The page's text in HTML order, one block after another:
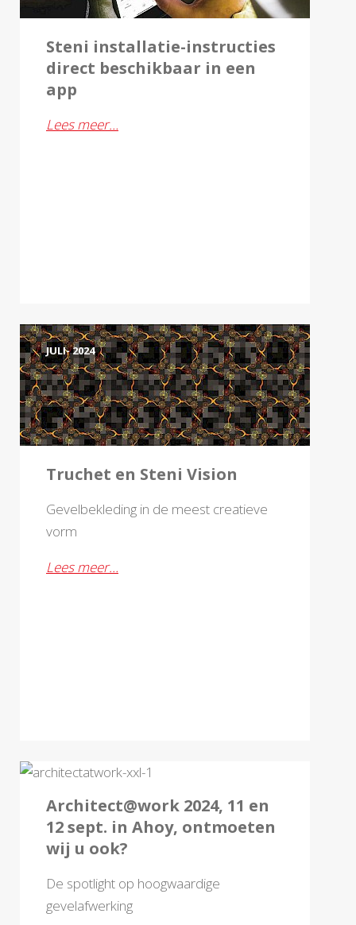
Steni installatie-instructies
direct beschikbaar in een
app
Lees meer…
JULI- 2024
Truchet en Steni Vision
Gevelbekleding in de meest creatieve
vorm
Lees meer…
Architect@work 2024, 11 en
12 sept. in Ahoy, ontmoeten
wij u ook?
De spotlight op hoogwaardige
gevelafwerking